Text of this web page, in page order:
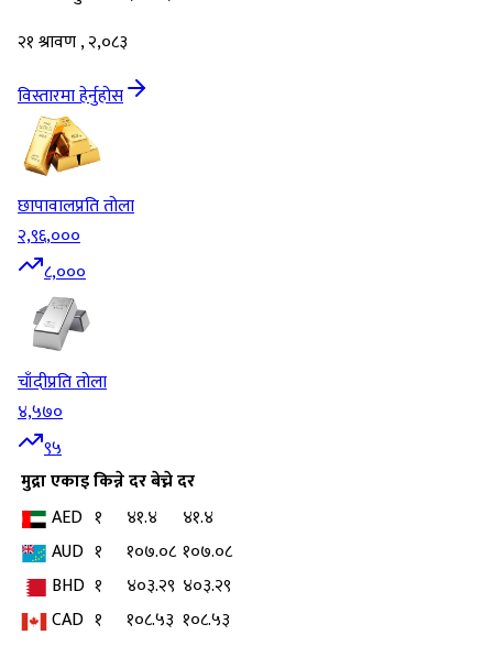
२१ श्रावण , २,०८३
विस्तारमा हेर्नुहोस
छापावालप्रति तोला
२,९६,०००
८,०००
चाँदीप्रति तोला
४,५७०
९५
मुद्राएकाइकिन्ने दरबेच्ने दर
AED १ ४१.४
४१.४
AUD १ १०७.०८ १०७.०८
BHD १ ४०३.२९ ४०३.२९
CAD १ १०८.५३ १०८.५३